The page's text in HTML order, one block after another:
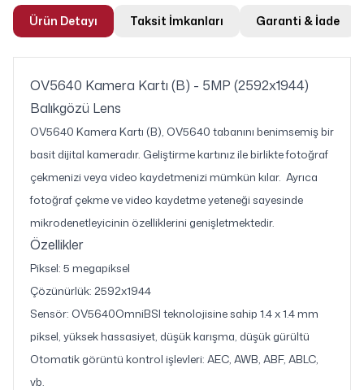
Ürün Detayı Taksit İmkanları Garanti & İade
OV5640 Kamera Kartı (B) - 5MP (2592x1944)
Balıkgözü Lens
OV5640 Kamera Kartı (B), OV5640 tabanını benimsemiş bir
basit dijital kameradır. Geliştirme kartınız ile birlikte fotoğraf
çekmenizi veya video kaydetmenizi mümkün kılar. Ayrıca
fotoğraf çekme ve video kaydetme yeteneği sayesinde
mikrodenetleyicinin özelliklerini genişletmektedir.
Özellikler
Piksel: 5 megapiksel
Çözünürlük: 2592x1944
Sensör: OV5640OmniBSI teknolojisine sahip 1.4 x 1.4 mm
piksel, yüksek hassasiyet, düşük karışma, düşük gürültü
Otomatik görüntü kontrol işlevleri: AEC, AWB, ABF, ABLC,
vb.